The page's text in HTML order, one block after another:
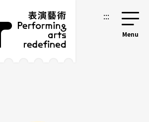
:::